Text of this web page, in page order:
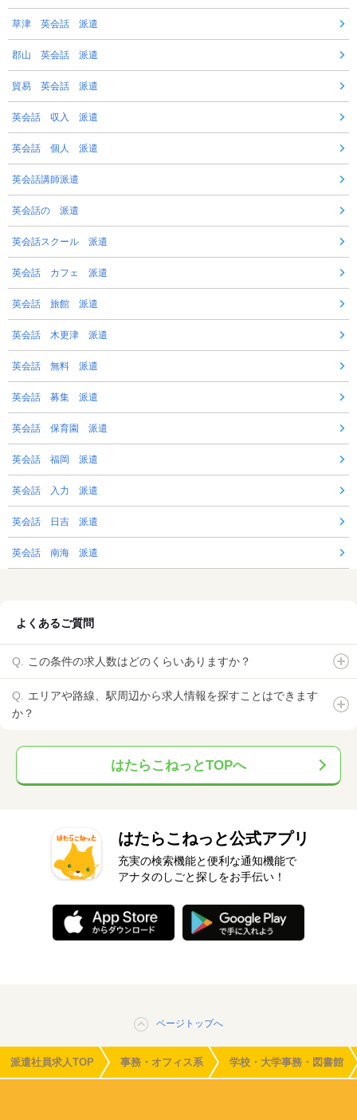
草津 英会話 派遣
郡山 英会話 派遣
貿易 英会話 派遣
英会話 収入 派遣
英会話 個人 派遣
英会話講師派遣
英会話の 派遣
英会話スクール 派遣
英会話 カフェ 派遣
英会話 旅館 派遣
英会話 木更津 派遣
英会話 無料 派遣
英会話 募集 派遣
英会話 保育園 派遣
英会話 福岡 派遣
英会話 入力 派遣
英会話 日吉 派遣
英会話 南海 派遣
よくあるご質問
この条件の求人数はどのくらいありますか？
エリアや路線、駅周辺から求人情報を探すことはできます
か？
はたらこねっとTOPへ
はたらこねっと公式アプリ
充実の検索機能と便利な通知機能で
アナタのしごと探しをお手伝い！
ページトップへ
派遣社員求人TOP 事務・オフィス系 学校・大学事務・図書館